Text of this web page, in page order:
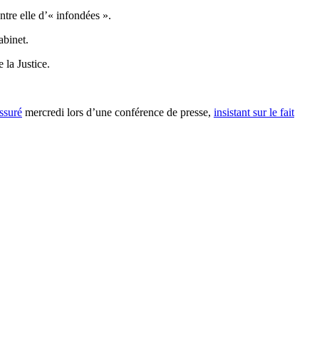
elle d’« infondées ».
la Justice.
mercredi lors d’une conférence de presse, insistant sur le fait